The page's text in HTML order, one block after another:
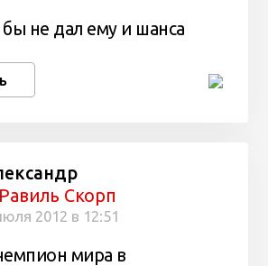
не дал ему и шанса
Равиль Скорп
2012 в 12:51
мира в